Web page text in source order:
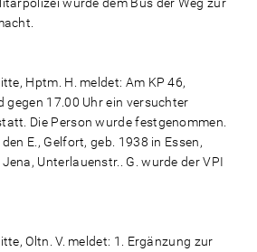
Hptm. H. meldet: Am KP 46,
gegen 17.00 Uhr ein versuchter
Die Person wurde festgenommen.
E., Gelfort, geb. 1938 in Essen,
Unterlauenstr.. G. wurde der VPI
Oltn. V. meldet: 1. Ergänzung zur